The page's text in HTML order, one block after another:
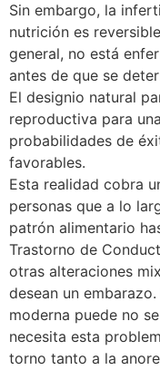
Sin embargo, la
nutrición es
general, no está
antes de que se
El designio natural
reproductiva para
probabilidades de
favorables.
Esta realidad cobra
personas que a lo
patrón alimentario
Trastorno de
otras alteraciones
desean un
moderna puede no
necesita esta
torno tanto a la